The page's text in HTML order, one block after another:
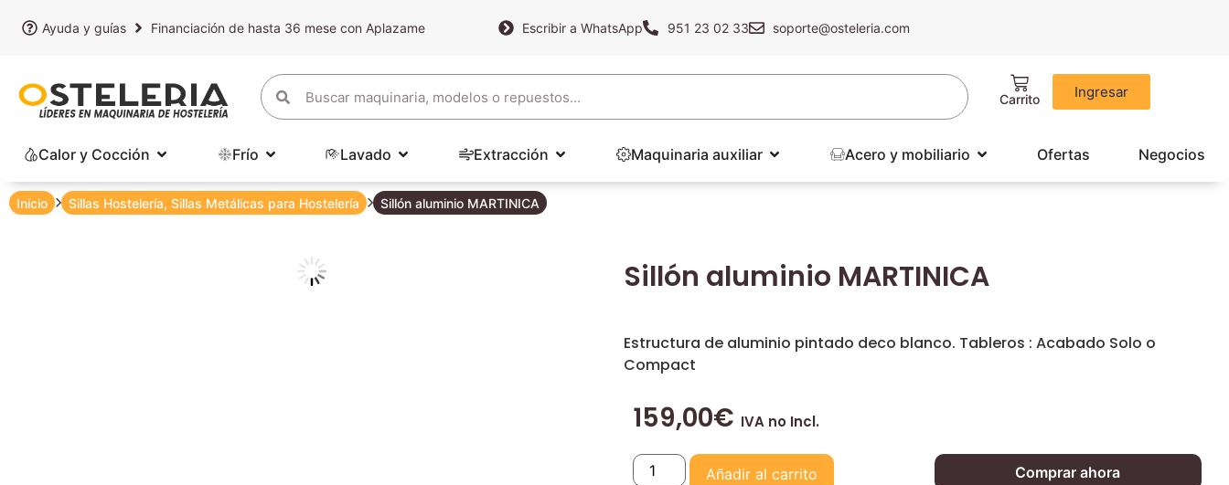
Ayuda y guías Financiación de hasta 36 mese con Aplazame Escribir a WhatsApp 951 23 02 33 soporte@osteleria.com
Ingresar
Calor y Cocción Frío Lavado Extracción Maquinaria auxiliar Acero y mobiliario Ofertas Negocios
Inicio Sillas Hostelería, Sillas Metálicas para Hostelería Sillón aluminio MARTINICA
Sillón aluminio MARTINICA
Estructura de aluminio pintado deco blanco. Tableros : Acabado Solo o
Compact
159,00€ IVA no Incl.
Añadir al carrito Comprar ahora